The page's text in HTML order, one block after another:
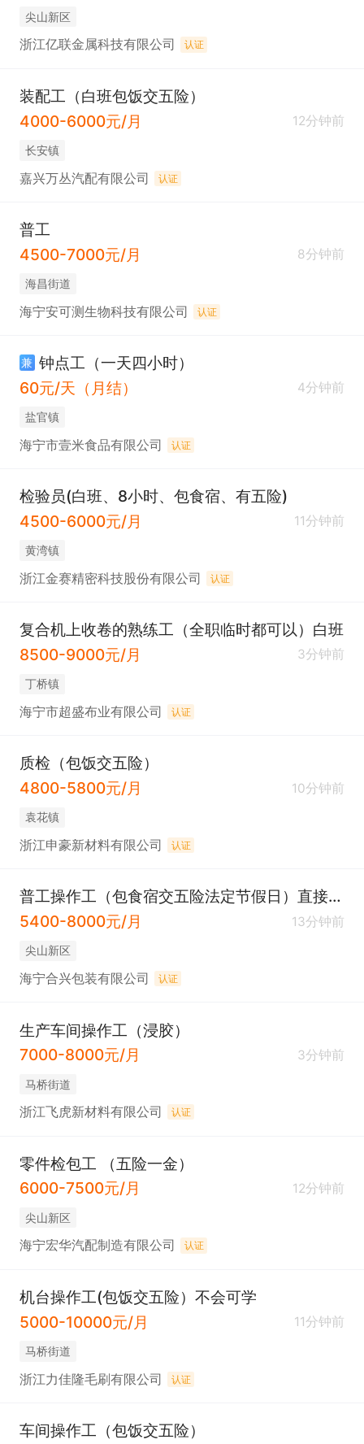
尖山新区
浙江亿联金属科技有限公司 认证
装配工（白班包饭交五险）
4000-6000元/月
12分钟前
长安镇
嘉兴万丛汽配有限公司 认证
普工
4500-7000元/月
8分钟前
海昌街道
海宁安可测生物科技有限公司 认证
兼 钟点工（一天四小时）
60元/天（月结）
4分钟前
盐官镇
海宁市壹米食品有限公司 认证
检验员(白班、8小时、包食宿、有五险)
4500-6000元/月
11分钟前
黄湾镇
浙江金赛精密科技股份有限公司 认证
复合机上收卷的熟练工（全职临时都可以）白班
8500-9000元/月
3分钟前
丁桥镇
海宁市超盛布业有限公司 认证
质检（包饭交五险）
4800-5800元/月
10分钟前
袁花镇
浙江申豪新材料有限公司 认证
普工操作工（包食宿交五险法定节假日）直接电联
5400-8000元/月
13分钟前
尖山新区
海宁合兴包装有限公司 认证
生产车间操作工（浸胶）
7000-8000元/月
3分钟前
马桥街道
浙江飞虎新材料有限公司 认证
零件检包工 （五险一金）
6000-7500元/月
12分钟前
尖山新区
海宁宏华汽配制造有限公司 认证
机台操作工(包饭交五险）不会可学
5000-10000元/月
11分钟前
马桥街道
浙江力佳隆毛刷有限公司 认证
车间操作工（包饭交五险）